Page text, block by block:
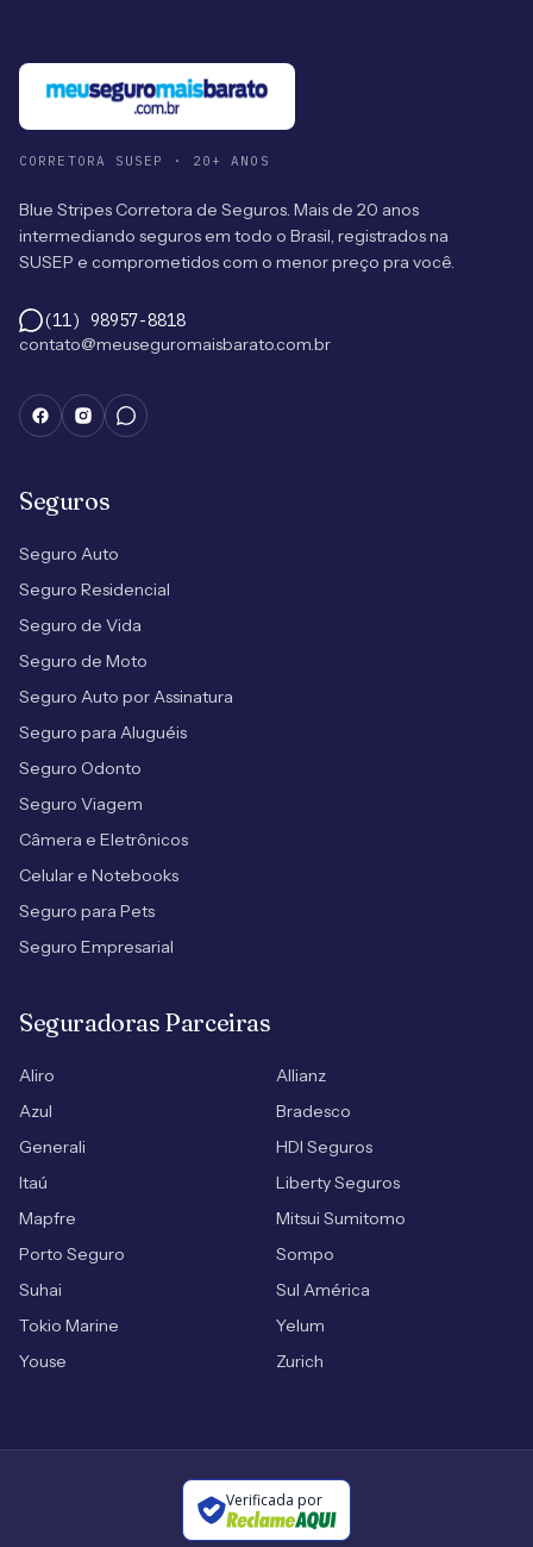
CORRETORA SUSEP · 20+ ANOS
Blue Stripes Corretora de Seguros. Mais de 20 anos
intermediando seguros em todo o Brasil, registrados na
SUSEP e comprometidos com o menor preço pra você.
(11) 98957-8818
contato@meuseguromaisbarato.com.br
Seguros
Seguro Auto
Seguro Residencial
Seguro de Vida
Seguro de Moto
Seguro Auto por Assinatura
Seguro para Aluguéis
Seguro Odonto
Seguro Viagem
Câmera e Eletrônicos
Celular e Notebooks
Seguro para Pets
Seguro Empresarial
Seguradoras Parceiras
Aliro
Allianz
Azul
Bradesco
Generali
HDI Seguros
Itaú
Liberty Seguros
Mapfre
Mitsui Sumitomo
Porto Seguro
Sompo
Suhai
Sul América
Tokio Marine
Yelum
Youse
Zurich
Verificada por